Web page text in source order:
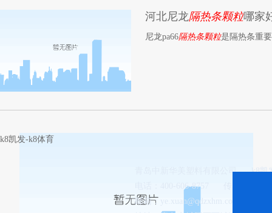
河北尼龙隔热条颗粒哪家
尼龙pa66隔热条颗粒是隔热条重
k8凯发-k8体育
青岛中新华美塑料有限公司
k8凯
电话：400-606-8757
邮箱：
ye.xuan@qdzxhm.com.cn